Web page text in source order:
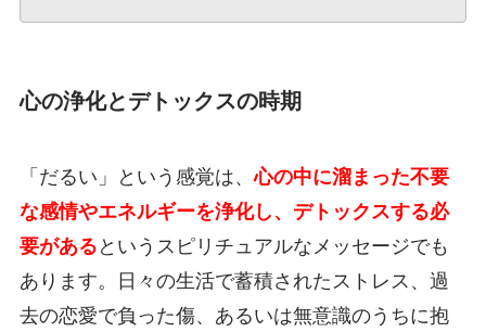
心の浄化とデトックスの時期
「だるい」という感覚は、心の中に溜まった不要
な感情やエネルギーを浄化し、デトックスする必
要がある というスピリチュアルなメッセージでも
あります。日々の生活で蓄積されたストレス、過
去の恋愛で負った傷、あるいは無意識のうちに抱